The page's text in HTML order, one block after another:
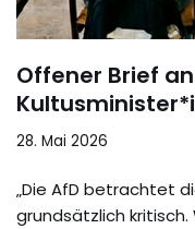
Offener Brief
28. Mai 2026
„Die AfD betrachtet
grundsätzlich kritisch.